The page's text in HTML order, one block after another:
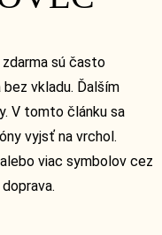
sú často
vkladu. Ďalším
V tomto článku sa
vyjsť na vrchol.
viac symbolov cez